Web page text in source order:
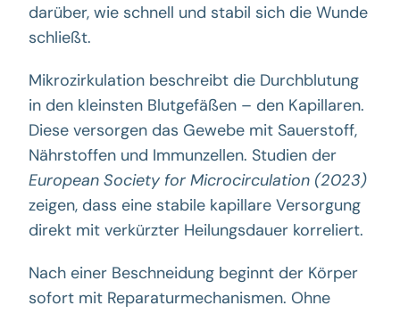
darüber, wie schnell und stabil sich die Wunde
schließt.
Mikrozirkulation beschreibt die Durchblutung
in den kleinsten Blutgefäßen – den Kapillaren.
Diese versorgen das Gewebe mit Sauerstoff,
Nährstoffen und Immunzellen. Studien der
European Society for Microcirculation (2023)
zeigen, dass eine stabile kapillare Versorgung
direkt mit verkürzter Heilungsdauer korreliert.
Nach einer Beschneidung beginnt der Körper
sofort mit Reparaturmechanismen. Ohne